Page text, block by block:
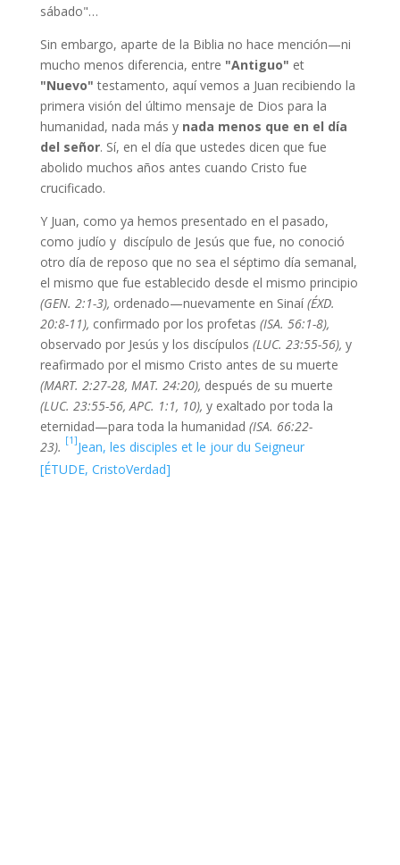
sábado"…
Sin embargo, aparte de la Biblia no hace mención—ni
mucho menos diferencia, entre "Antiguo" et
"Nuevo" testamento, aquí vemos a Juan recibiendo la
primera visión del último mensaje de Dios para la
humanidad, nada más ynada menos que en el día
del señor. Sí, en el día que ustedes dicen que fue
abolido muchos años antes cuando Cristo fue
crucificado.
Y Juan, como ya hemos presentado en el pasado,
como judío y discípulo de Jesús que fue, no conoció
otro día de reposo que no sea el séptimo día semanal,
el mismo que fue establecido desde el mismo principio
(GEN. 2:1-3), ordenado—nuevamente en Sinaí(ÉXD.
20:8-11), confirmado por los profetas (ISA. 56:1-8),
observado por Jesús y los discípulos (LUC. 23:55-56), y
reafirmado por el mismo Cristo antes de su muerte
(MART. 2:27-28, MAT. 24:20), después de su muerte
(LUC. 23:55-56, APC. 1:1, 10), y exaltado por toda la
eternidad—para toda la humanidad (ISA. 66:22-
23). [1]Jean, les disciples et le jour du Seigneur
[ÉTUDE, CristoVerdad]